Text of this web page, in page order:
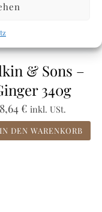
& Sons –
340g
8,64€ inkl. USt.
IN DEN WARENKORB